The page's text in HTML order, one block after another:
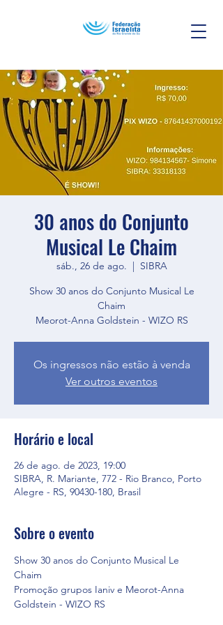
30 anos do Conjunto
Musical Le Chaim
sáb., 26 de ago.
  |
SIBRA
Show 30 anos do Conjunto Musical Le
Chaim
Meorot-Anna Goldstein - WIZO RS
Os ingressos não estão à venda
Ver outros eventos
Horário e local
26 de ago. de 2023, 19:00
SIBRA, R. Mariante, 772 - Rio Branco, Porto
Alegre - RS, 90430-180, Brasil
Sobre o evento
Show 30 anos do Conjunto Musical Le
Chaim
Promoção grupos Ianiv e Meorot-Anna
Goldstein - WIZO RS